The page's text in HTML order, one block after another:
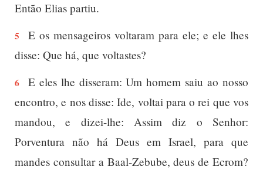
Então Elias partiu.
5
E os mensageiros voltaram para ele; e ele lhes
disse: Que há, que voltastes?
6
E eles lhe disseram: Um homem saiu ao nosso
encontro, e nos disse: Ide, voltai para o rei que vos
mandou, e dizei-lhe: Assim diz o Senhor:
Porventura não há Deus em Israel, para que
mandes consultar a Baal-Zebube, deus de Ecrom?